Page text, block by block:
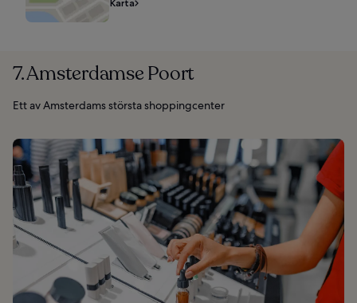
Karta
7. Amsterdamse Poort
Ett av Amsterdams största shoppingcenter